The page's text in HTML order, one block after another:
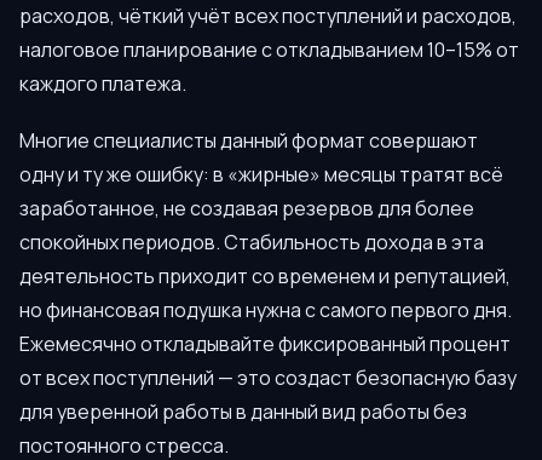
расходов, чёткий учёт всех поступлений и расходов,
налоговое планирование с откладыванием 10–15% от
каждого платежа.
Многие специалисты данный формат совершают
одну и ту же ошибку: в «жирные» месяцы тратят всё
заработанное, не создавая резервов для более
спокойных периодов. Стабильность дохода в эта
деятельность приходит со временем и репутацией,
но финансовая подушка нужна с самого первого дня.
Ежемесячно откладывайте фиксированный процент
от всех поступлений — это создаст безопасную базу
для уверенной работы в данный вид работы без
постоянного стресса.